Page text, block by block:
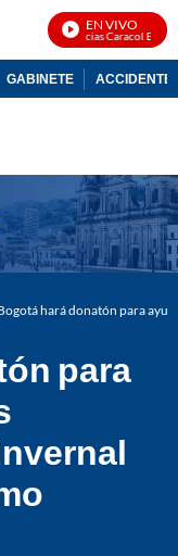
EN VIVO
Noticias Caracol En Vivo
GABINETE ACCIDENTE
hará donatón para
para